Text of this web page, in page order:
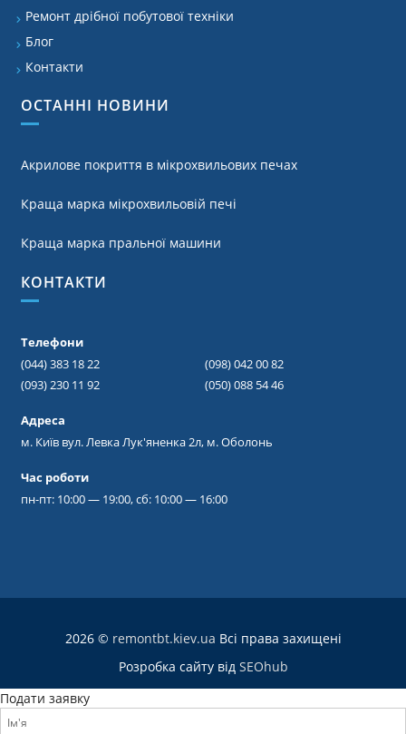
Ремонт дрібної побутової техніки
Блог
Контакти
ОСТАННІ НОВИНИ
Акрилове покриття в мікрохвильових печах
Краща марка мікрохвильовій печі
Краща марка пральної машини
КОНТАКТИ
Телефони
(044) 383 18 22
(098) 042 00 82
(093) 230 11 92
(050) 088 54 46
Адреса
м. Київ вул. Левка Лук'яненка 2л, м. Оболонь
Час роботи
пн-пт: 10:00 — 19:00, сб: 10:00 — 16:00
2026 © remontbt.kiev.ua Всі права захищені
Розробка сайту від SEOhub
Подати заявку